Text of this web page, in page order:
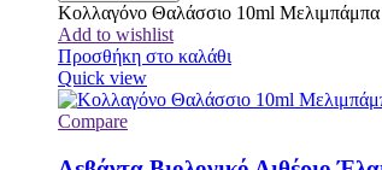
Κολλαγόνο Θαλάσσιο 10ml Μελιμπάμπα
Add to wishlist
Προσθήκη στο καλάθι
Quick view
Compare